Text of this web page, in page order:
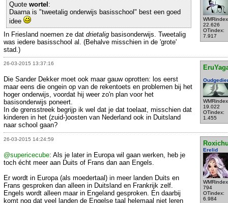
22.626
OTindex:
7.917
Quote wortel :
Daarna is "tweetalig onderwijs basisschool" best een goed
idee
In Friesland noemen ze dat drietalig basisonderwijs. Tweetalig
was iedere basisschool al. (Behalve misschien in de 'grote'
stad.)
26-03-2015 13:37:16
19.022
OTindex:
1.455
Die Sander Dekker moet ook maar gauw oprotten: los eerst
maar eens die ongein op van de rekentoets en problemen bij het
hoger onderwijs, voordat hij weer zo'n plan voor het
basisonderwijs poneert.
In de grensstreek begrijp ik wel dat je dat toelaat, misschien dat
kinderen in het (zuid-)oosten van Nederland ook in Duitsland
naar school gaan?
26-03-2015 14:24:59
Erelid
794
OTindex:
6.984
@supericecube: Als je later in Europa wil gaan werken, heb je
toch écht meer aan Duits of Frans dan aan Engels.
Er wordt in Europa (als moedertaal) in meer landen Duits en
Frans gesproken dan alleen in Duitsland en Frankrijk zelf.
Engels wordt alleen maar in Engeland gesproken. En daarbij
komt nog dat veel landen de Engelse taal helemaal niet leren